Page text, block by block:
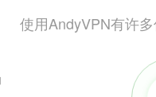
使用AndyVPN有许